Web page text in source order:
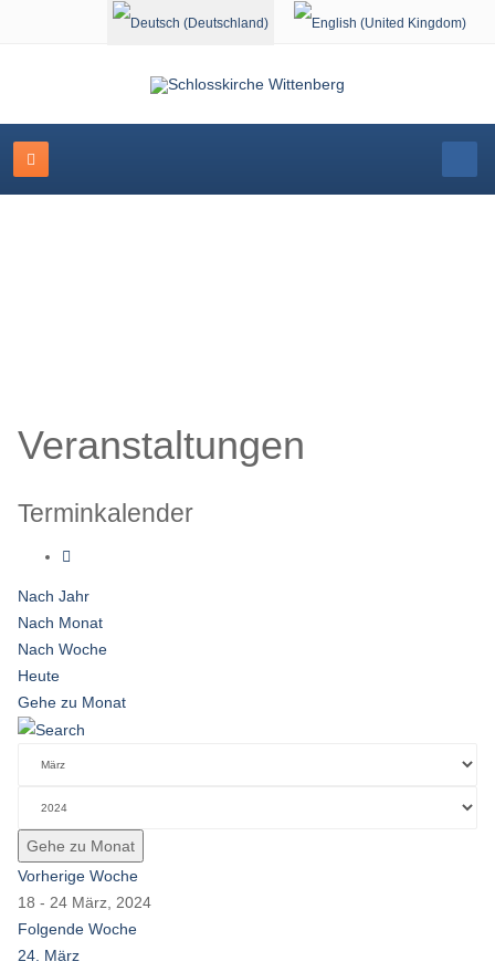
Sprache auswählen
Veranstaltungen
Terminkalender
Nach Jahr
Nach Monat
Nach Woche
Heute
Gehe zu Monat
Gehe zu Monat
Vorherige Woche
18 - 24 März, 2024
Folgende Woche
24. März